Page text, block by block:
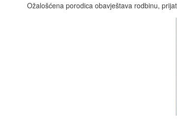
Ožalošćena porodica obavještava rodbinu,